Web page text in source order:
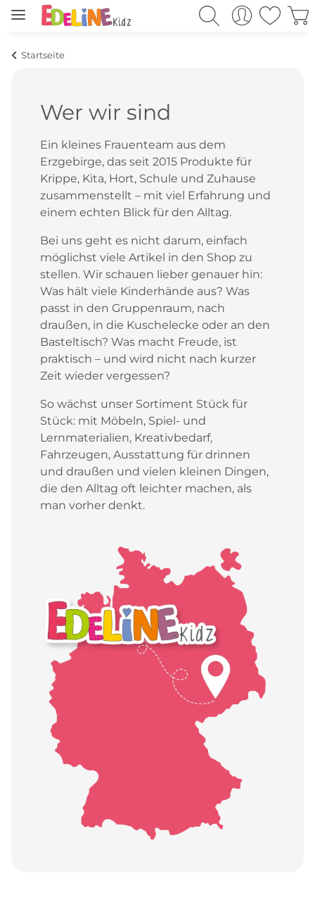
Startseite
Wer wir sind
Ein kleines Frauenteam aus dem
Erzgebirge, das seit 2015 Produkte für
Krippe, Kita, Hort, Schule und Zuhause
zusammenstellt – mit viel Erfahrung und
einem echten Blick für den Alltag.
Bei uns geht es nicht darum, einfach
möglichst viele Artikel in den Shop zu
stellen. Wir schauen lieber genauer hin:
Was hält viele Kinderhände aus? Was
passt in den Gruppenraum, nach
draußen, in die Kuschelecke oder an den
Basteltisch? Was macht Freude, ist
praktisch – und wird nicht nach kurzer
Zeit wieder vergessen?
So wächst unser Sortiment Stück für
Stück: mit Möbeln, Spiel- und
Lernmaterialien, Kreativbedarf,
Fahrzeugen, Ausstattung für drinnen
und draußen und vielen kleinen Dingen,
die den Alltag oft leichter machen, als
man vorher denkt.